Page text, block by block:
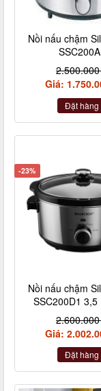
Nồi nấu chậm
Giá:
Đặt hàng
-23%
Nồi nấu chậm
SSC200D1 3,5
Giá:
Đặt hàng